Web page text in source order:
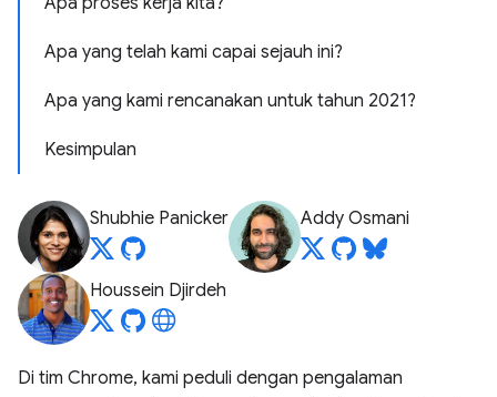
Apa yang telah kami capai sejauh ini?
Apa yang kami rencanakan untuk tahun 2021?
Kesimpulan
Shubhie Panicker Addy Osmani
Houssein Djirdeh
Di tim Chrome, kami peduli dengan pengalaman